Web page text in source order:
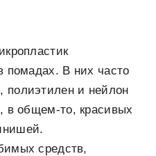
помадах. В них часто
полиэтилен и нейлон
в общем-то, красивых
средств,